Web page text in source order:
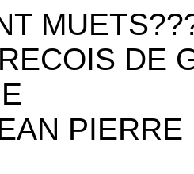
DE
PIERRE